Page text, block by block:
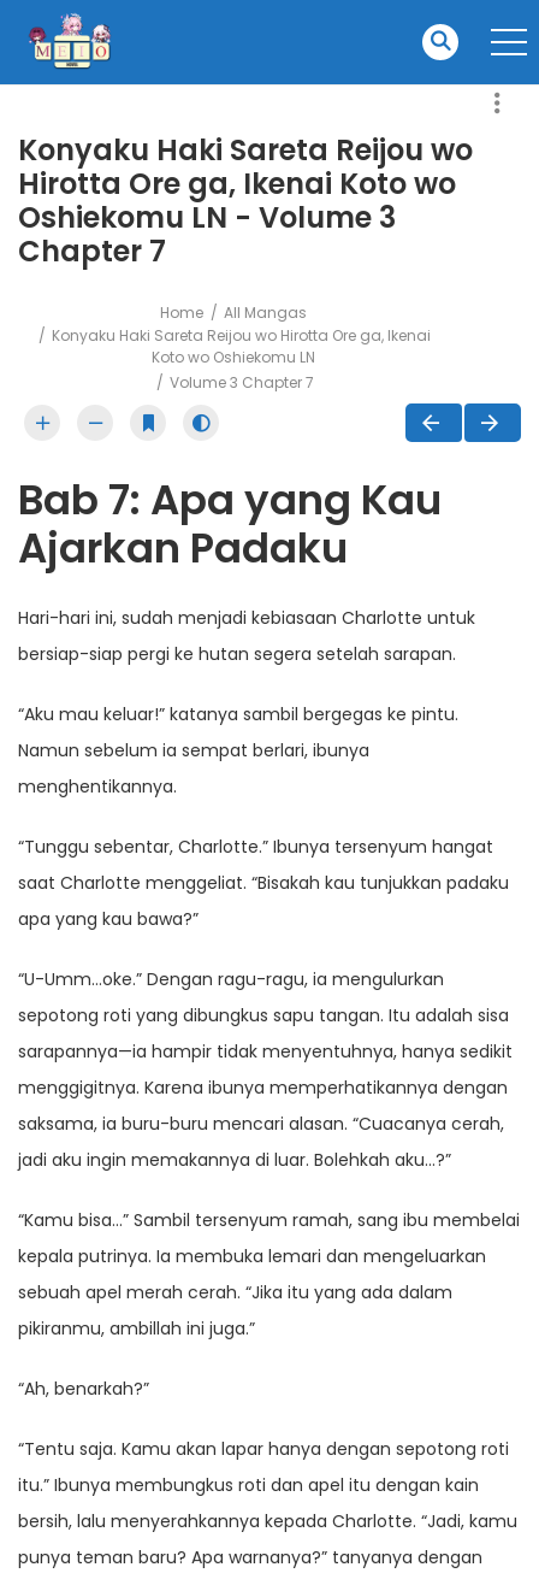
Konyaku Haki Sareta Reijou wo
Hirotta Ore ga, Ikenai Koto wo
Oshiekomu LN - Volume 3
Chapter 7
Home
All Mangas
Konyaku Haki Sareta Reijou wo Hirotta Ore ga, Ikenai
Koto wo Oshiekomu LN
Volume 3 Chapter 7
Bab 7: Apa yang Kau
Ajarkan Padaku
Hari-hari ini, sudah menjadi kebiasaan Charlotte untuk
bersiap-siap pergi ke hutan segera setelah sarapan.
“Aku mau keluar!” katanya sambil bergegas ke pintu.
Namun sebelum ia sempat berlari, ibunya
menghentikannya.
“Tunggu sebentar, Charlotte.” Ibunya tersenyum hangat
saat Charlotte menggeliat. “Bisakah kau tunjukkan padaku
apa yang kau bawa?”
“U-Umm…oke.” Dengan ragu-ragu, ia mengulurkan
sepotong roti yang dibungkus sapu tangan. Itu adalah sisa
sarapannya—ia hampir tidak menyentuhnya, hanya sedikit
menggigitnya. Karena ibunya memperhatikannya dengan
saksama, ia buru-buru mencari alasan. “Cuacanya cerah,
jadi aku ingin memakannya di luar. Bolehkah aku…?”
“Kamu bisa…” Sambil tersenyum ramah, sang ibu membelai
kepala putrinya. Ia membuka lemari dan mengeluarkan
sebuah apel merah cerah. “Jika itu yang ada dalam
pikiranmu, ambillah ini juga.”
“Ah, benarkah?”
“Tentu saja. Kamu akan lapar hanya dengan sepotong roti
itu.” Ibunya membungkus roti dan apel itu dengan kain
bersih, lalu menyerahkannya kepada Charlotte. “Jadi, kamu
punya teman baru? Apa warnanya?” tanyanya dengan